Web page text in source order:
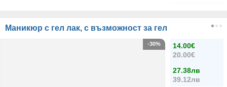
Маникюр с гел лак, с възможност за гел
14.00€
20.00€
27.38лв
39.12лв
-30%